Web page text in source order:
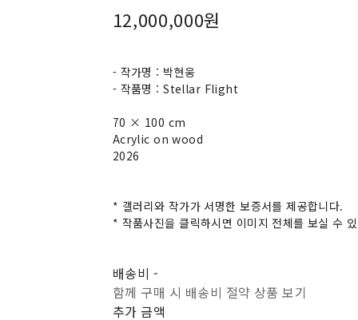
12,000,000원
- 작가명 : 박현웅
- 작품명 : Stellar Flight
70 × 100 cm
Acrylic on wood
2026
* 갤러리와 작가가 서명한 보증서를 제공합니다.
* 작품사진을 클릭하시면 이미지 전체를 보실 수
배송비 -
함께 구매 시 배송비 절약 상품 보기
추가 금액